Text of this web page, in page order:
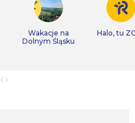
Wakacje na
Dolnym Śląsku
Halo, tu